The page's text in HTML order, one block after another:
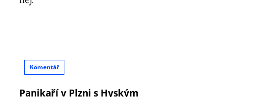
Komentář
Panikaří v Plzni s Hyským